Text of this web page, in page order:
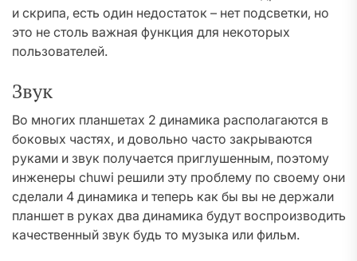
и скрипа, есть один недостаток – нет подсветки, но
это не столь важная функция для некоторых
пользователей.
Звук
Во многих планшетах 2 динамика располагаются в
боковых частях, и довольно часто закрываются
руками и звук получается приглушенным, поэтому
инженеры chuwi решили эту проблему по своему они
сделали 4 динамика и теперь как бы вы не держали
планшет в руках два динамика будут воспроизводить
качественный звук будь то музыка или фильм.